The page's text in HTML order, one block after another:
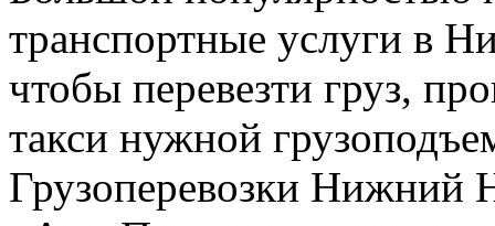
транспортные услуги в
чтобы перевезти груз,
такси нужной
Грузоперевозки Нижний